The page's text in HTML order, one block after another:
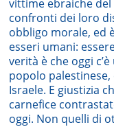
vittime ebraiche
confronti dei loro
obbligo morale, ed
esseri umani:
verità è che oggi
popolo palestinese,
Israele. E giustizia
carnefice
oggi. Non quelli di